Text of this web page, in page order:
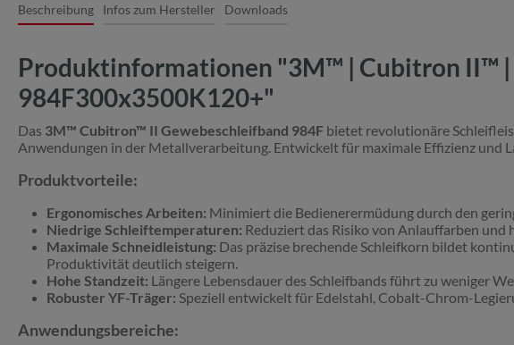
Beschreibung Infos zum Hersteller Downloads
Produktinformationen "3M™ | Cubitron II™ |
984F300x3500K120+"
Das 3M™ Cubitron™ II Gewebeschleifband 984F bietet revolutionäre
Anwendungen in der Metallverarbeitung. Entwickelt für maximale Effizienz
Produktvorteile:
Ergonomisches Arbeiten: Minimiert die Bedienerermüdung durch den
Niedrige Schleiftemperaturen: Reduziert das Risiko von Anlauffarben
Maximale Schneidleistung: Das präzise brechende Schleifkorn bildet
Produktivität deutlich steigern.
Hohe Standzeit: Längere Lebensdauer des Schleifbands führt zu weniger
Robuster YF-Träger: Speziell entwickelt für Edelstahl, Cobalt-Chrom-
Anwendungsbereiche: